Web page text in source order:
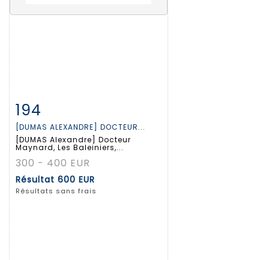
Fiche détaillée
194
[DUMAS ALEXANDRE] DOCTEUR...
[DUMAS Alexandre] Docteur
Maynard, Les Baleiniers,...
300 - 400 EUR
Résultat 600 EUR
Résultats sans frais